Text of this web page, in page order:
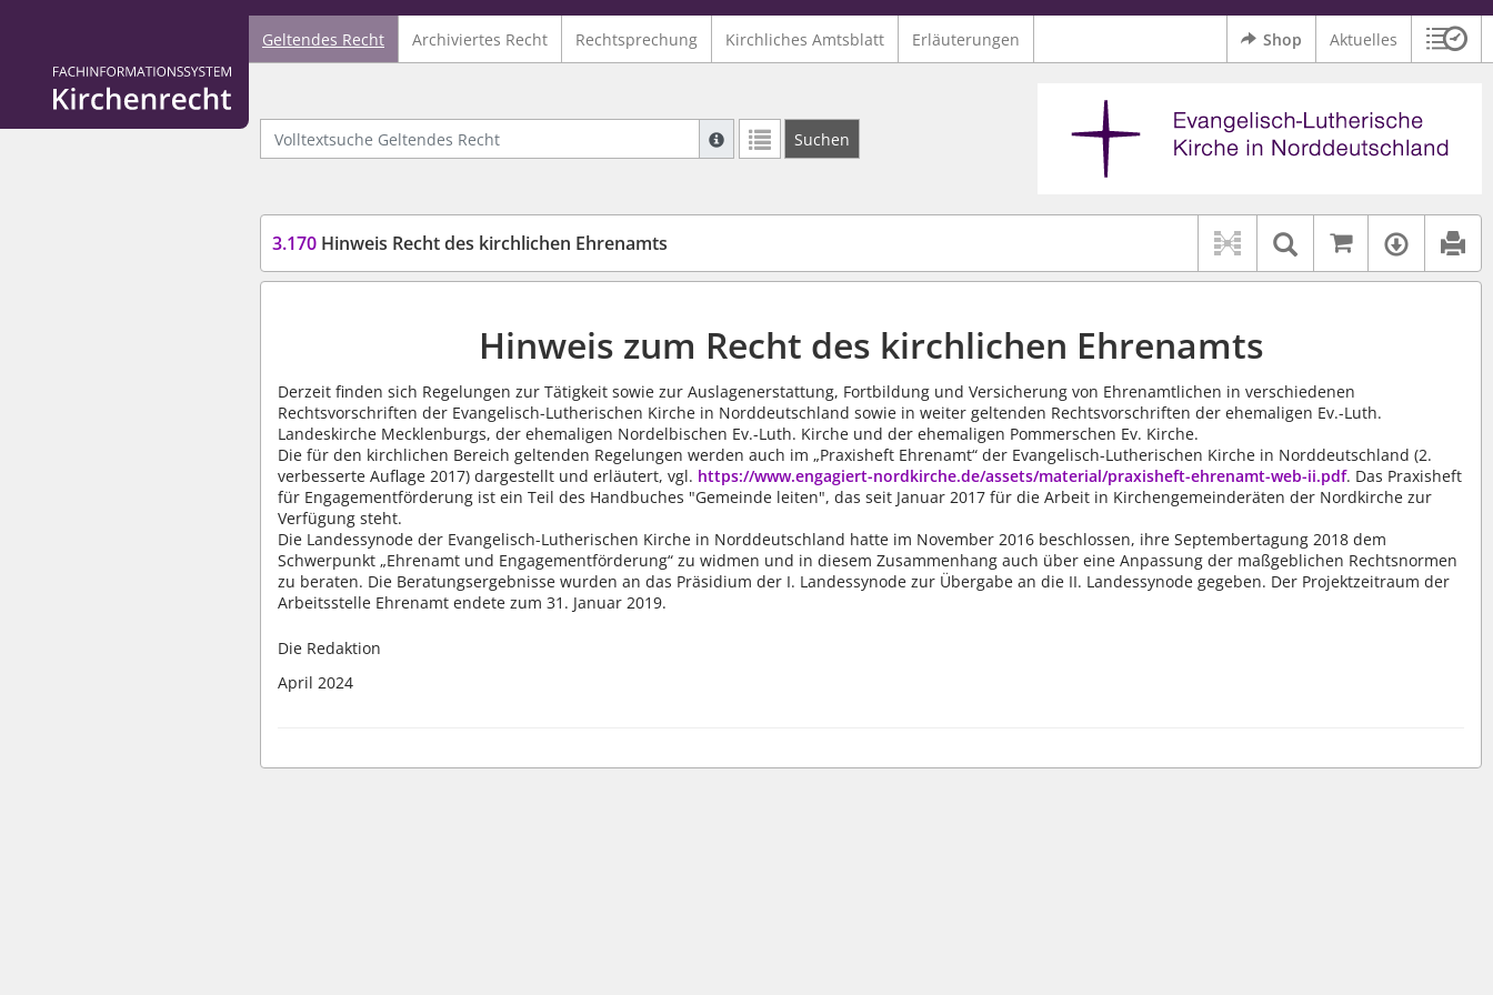
Logo Fachinformationssystem Kirchenrecht
Geltendes Recht Archiviertes Recht Rechtsprechung Kirchliches Amtsblatt Erläuterungen Shop Aktuelles
Volltextsuche Geltendes Recht
Suche mit Platzhalter "*", Bsp. Pfarrer*, findet auch: "Pfarrerinitiative" oder "Pfarrerausschuss".
Suchen
3.170 Hinweis Recht des kirchlichen Ehrenamts Textsuche im
Auf
Hinweis zum Recht des kirchlichen Ehrenamts
Derzeit finden sich Regelungen zur Tätigkeit sowie zur Auslagenerstattung, Fortbildung und Versicherung von Ehrenamtlichen in verschiedenen
Rechtsvorschriften der Evangelisch-Lutherischen Kirche in Norddeutschland sowie in weiter geltenden Rechtsvorschriften der ehemaligen Ev.-Luth.
Landeskirche Mecklenburgs, der ehemaligen Nordelbischen Ev.-Luth. Kirche und der ehemaligen Pommerschen Ev. Kirche.
Die für den kirchlichen Bereich geltenden Regelungen werden auch im „Praxisheft Ehrenamt“ der Evangelisch-Lutherischen Kirche in Norddeutschland (2.
verbesserte Auflage 2017) dargestellt und erläutert, vgl. https://www.engagiert-nordkirche.de/assets/material/praxisheft-ehrenamt-web-ii.pdf. Das Praxisheft
für Engagementförderung ist ein Teil des Handbuches "Gemeinde leiten", das seit Januar 2017 für die Arbeit in Kirchengemeinderäten der Nordkirche zur
Verfügung steht.
Die Landessynode der Evangelisch-Lutherischen Kirche in Norddeutschland hatte im November 2016 beschlossen, ihre Septembertagung 2018 dem
Schwerpunkt „Ehrenamt und Engagementförderung“ zu widmen und in diesem Zusammenhang auch über eine Anpassung der maßgeblichen Rechtsnormen
zu beraten. Die Beratungsergebnisse wurden an das Präsidium der I. Landessynode zur Übergabe an die II. Landessynode gegeben. Der Projektzeitraum der
Arbeitsstelle Ehrenamt endete zum 31. Januar 2019.
Die Redaktion
April 2024